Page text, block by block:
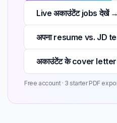
Live अकाउंटेंट jobs देखें →
अपना resume vs. JD
अकाउंटेंट के cover
Free account · 3 starter PDF